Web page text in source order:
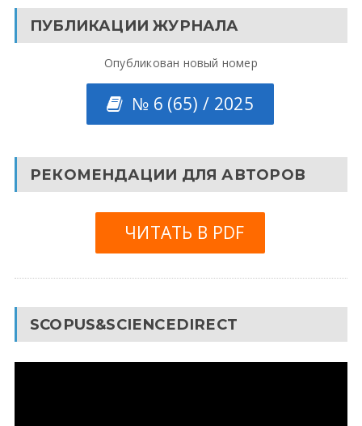
ПУБЛИКАЦИИ ЖУРНАЛА
Опубликован новый номер
№ 6 (65) / 2025
РЕКОМЕНДАЦИИ ДЛЯ АВТОРОВ
ЧИТАТЬ В PDF
SCOPUS&SCIENCEDIRECT